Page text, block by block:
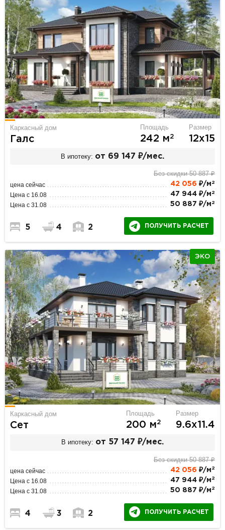
Каркасный дом
Галс
Площадь
242 м2
Размер
12х15
В ипотеку: от 69 147 ₽/мес.
Без скидки 50 887 ₽
цена сейчас 42 056 ₽/м 2
Цена с 16.08 47 944 ₽/м 2
Цена с 31.08 50 887 ₽/м 2
5 4 2 ПОЛУЧИТЬ РАСЧЕТ
ЭКО
Каркасный дом
Сет
Площадь
200 м2
Размер
9.6х11.4
В ипотеку: от 57 147 ₽/мес.
Без скидки 50 887 ₽
цена сейчас 42 056 ₽/м 2
Цена с 16.08 47 944 ₽/м 2
Цена с 31.08 50 887 ₽/м 2
4 3 2 ПОЛУЧИТЬ РАСЧЕТ